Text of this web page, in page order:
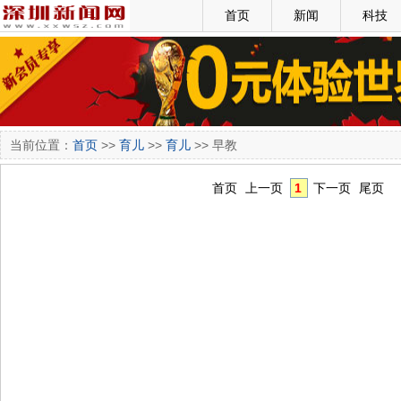
首页 新闻 科技
当前位置： 首页 >> 育儿 >> 育儿 >> 早教
首页 上一页 1 下一页 尾页